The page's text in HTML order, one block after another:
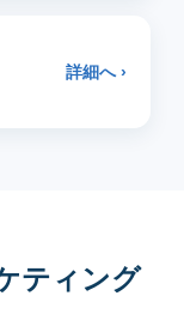
詳細へ ›
ティング